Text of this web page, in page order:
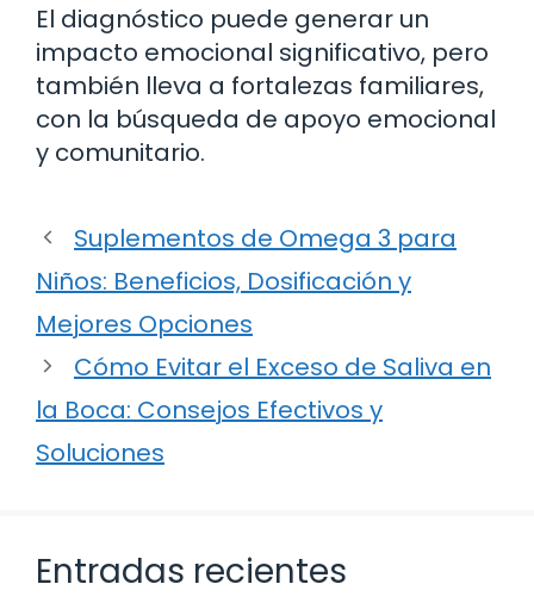
El diagnóstico puede generar un
impacto emocional significativo, pero
también lleva a fortalezas familiares,
con la búsqueda de apoyo emocional
y comunitario.
Suplementos de Omega 3 para
Niños: Beneficios, Dosificación y
Mejores Opciones
Cómo Evitar el Exceso de Saliva en
la Boca: Consejos Efectivos y
Soluciones
Entradas recientes